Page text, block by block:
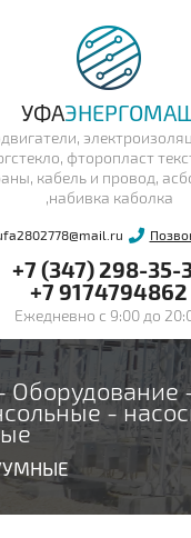
УФА
фторопласт
кабель и провод,
,набивка каболка
+7 (347) 298-35-
+7 9174794862
Ежедневно с 9:00 до
Оборудование
-